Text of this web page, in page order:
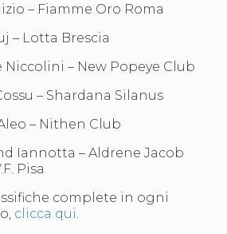
News
FAQ
Sostenibilità
Documenti
– Fiamme Oro Roma
– Lotta Brescia
Niccolini – New Popeye Club
– Shardana Silanus
– Nithen Club
Iannotta – Aldrene Jacob
Pisa
complete in ogni
clicca qui.